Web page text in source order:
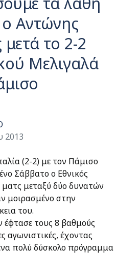
ο Αντώνης
το 2-2
Μελιγαλά
2013
(2-2) με τον Πάμισο
Σάββατο ο Εθνικός
ματς μεταξύ δύο δυνατών
μοιρασμένο στην
του.
έφτασε τους 8 βαθμούς
αγωνιστικές, έχοντας
πολύ δύσκολο πρόγραμμα